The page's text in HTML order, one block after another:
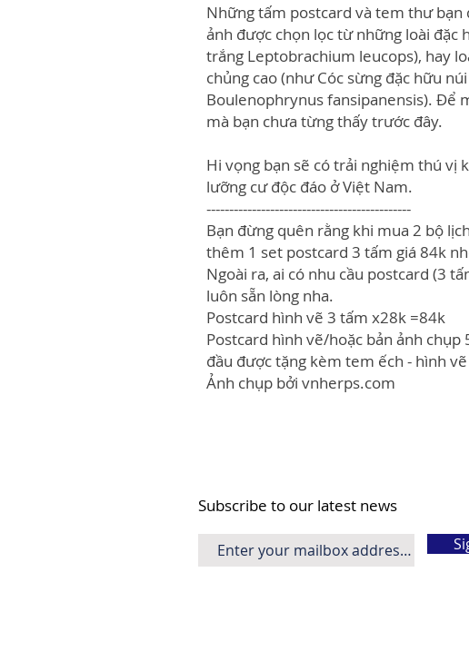
Những tấm postcard và tem thư bạn
ảnh được chọn lọc từ những loài đặc
trắng Leptobrachium leucops), hay
chủng cao (như Cóc sừng đặc hữu núi
Boulenophrynus fansipanensis). Để
mà bạn chưa từng thấy trước đây.
Hi vọng bạn sẽ có trải nghiệm thú vị
lưỡng cư độc đáo ở Việt Nam.
---------------------------------------------
Bạn đừng quên rằng khi mua 2 bộ
thêm 1 set postcard 3 tấm giá 84k
Ngoài ra, ai có nhu cầu postcard (3
luôn sẵn lòng nha.
Postcard hình vẽ 3 tấm x28k =84k
Postcard hình vẽ/hoặc bản ảnh
đầu được tặng kèm tem ếch - hình
Ảnh chụp bởi vnherps.com
Subscribe to our latest news